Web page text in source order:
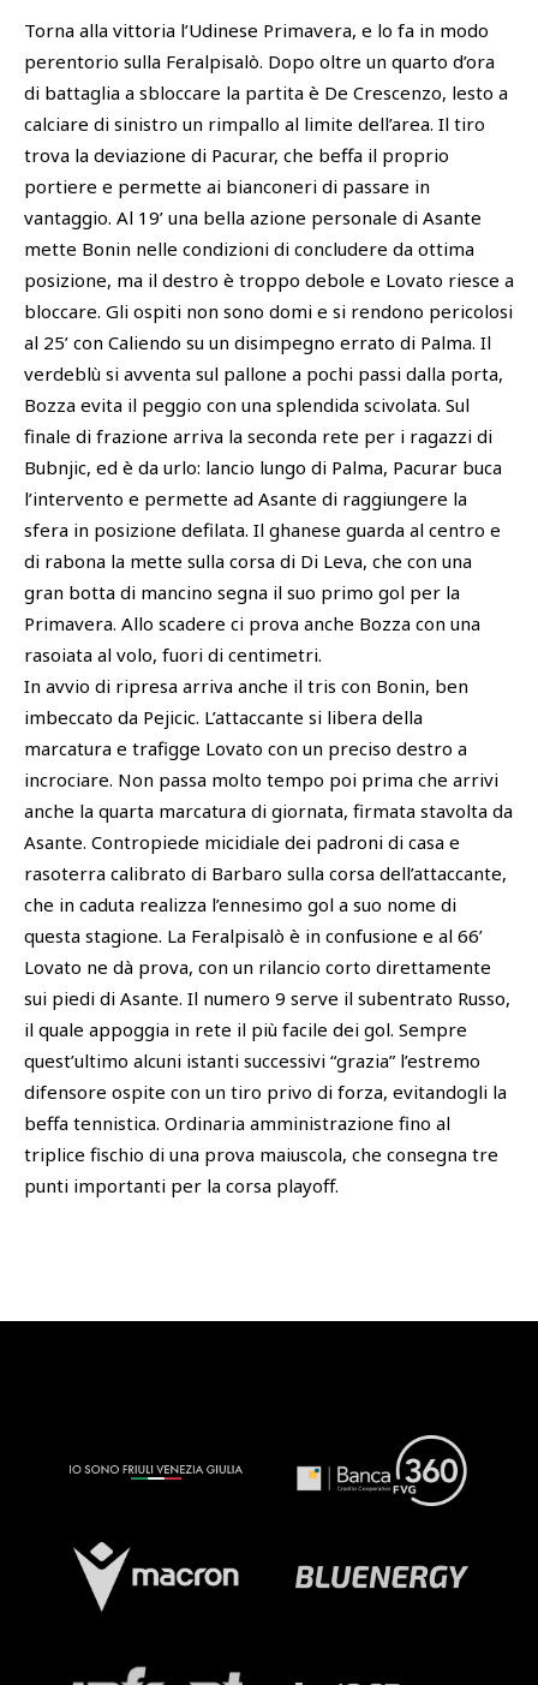
Torna alla vittoria l’Udinese Primavera, e lo fa in modo
perentorio sulla Feralpisalò. Dopo oltre un quarto d’ora
di battaglia a sbloccare la partita è De Crescenzo, lesto a
calciare di sinistro un rimpallo al limite dell’area. Il tiro
trova la deviazione di Pacurar, che beffa il proprio
portiere e permette ai bianconeri di passare in
vantaggio. Al 19’ una bella azione personale di Asante
mette Bonin nelle condizioni di concludere da ottima
posizione, ma il destro è troppo debole e Lovato riesce a
bloccare. Gli ospiti non sono domi e si rendono pericolosi
al 25’ con Caliendo su un disimpegno errato di Palma. Il
verdeblù si avventa sul pallone a pochi passi dalla porta,
Bozza evita il peggio con una splendida scivolata. Sul
finale di frazione arriva la seconda rete per i ragazzi di
Bubnjic, ed è da urlo: lancio lungo di Palma, Pacurar buca
l’intervento e permette ad Asante di raggiungere la
sfera in posizione defilata. Il ghanese guarda al centro e
di rabona la mette sulla corsa di Di Leva, che con una
gran botta di mancino segna il suo primo gol per la
Primavera. Allo scadere ci prova anche Bozza con una
rasoiata al volo, fuori di centimetri.
In avvio di ripresa arriva anche il tris con Bonin, ben
imbeccato da Pejicic. L’attaccante si libera della
marcatura e trafigge Lovato con un preciso destro a
incrociare. Non passa molto tempo poi prima che arrivi
anche la quarta marcatura di giornata, firmata stavolta da
Asante. Contropiede micidiale dei padroni di casa e
rasoterra calibrato di Barbaro sulla corsa dell’attaccante,
che in caduta realizza l’ennesimo gol a suo nome di
questa stagione. La Feralpisalò è in confusione e al 66’
Lovato ne dà prova, con un rilancio corto direttamente
sui piedi di Asante. Il numero 9 serve il subentrato Russo,
il quale appoggia in rete il più facile dei gol. Sempre
quest’ultimo alcuni istanti successivi “grazia” l’estremo
difensore ospite con un tiro privo di forza, evitandogli la
beffa tennistica. Ordinaria amministrazione fino al
triplice fischio di una prova maiuscola, che consegna tre
punti importanti per la corsa playoff.